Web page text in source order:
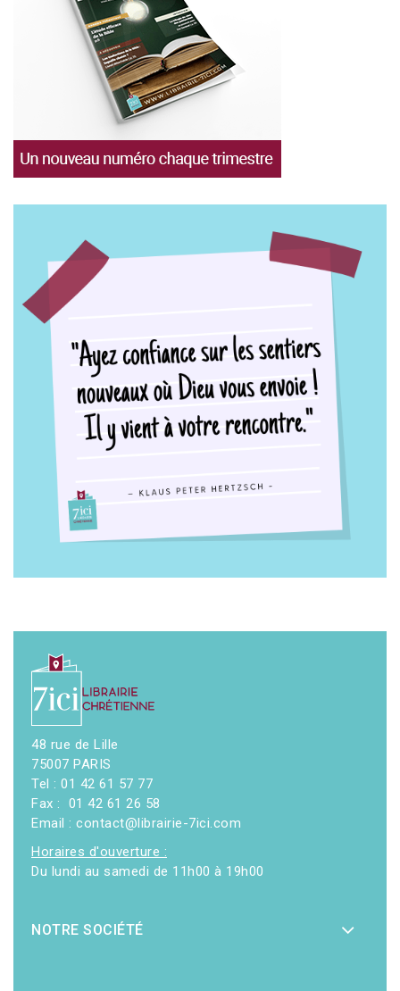
48 rue de Lille
75007 PARIS
Tel : 01 42 61 57 77
Fax : 01 42 61 26 58
Email : contact@librairie-7ici.com
Horaires d'ouverture :
Du lundi au samedi de 11h00 à 19h00
NOTRE SOCIÉTÉ